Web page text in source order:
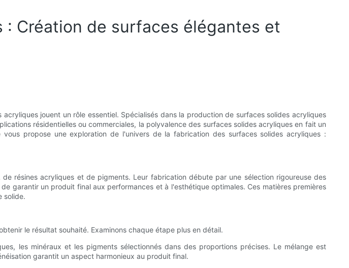
Création de surfaces élégantes et
jouent un rôle essentiel. Spécialisés dans la production de surfaces solides acryliques
résidentielles ou commerciales, la polyvalence des surfaces solides acryliques en fait un
propose une exploration de l'univers de la fabrication des surfaces solides acryliques :
résines acryliques et de pigments. Leur fabrication débute par une sélection rigoureuse des
garantir un produit final aux performances et à l'esthétique optimales. Ces matières premières
solide.
le résultat souhaité. Examinons chaque étape plus en détail.
les minéraux et les pigments sélectionnés dans des proportions précises. Le mélange est
garantit un aspect harmonieux au produit final.